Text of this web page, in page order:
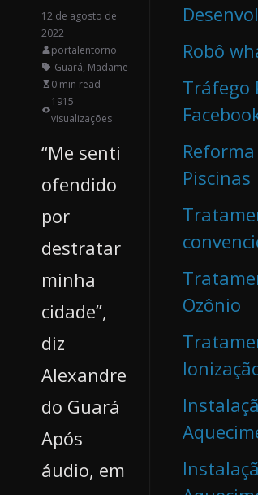
12 de agosto de
2022
portalentorno
Guará, Madame
0 min read
1915
visualizações
“Me senti
ofendido
por
destratar
minha
cidade”,
diz
Alexandre
do Guará
Após
áudio, em
Robô
Tráfego
Piscinas
Ozônio